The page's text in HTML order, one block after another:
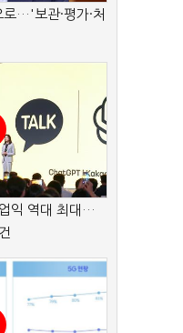
…'보관·평가·처
익 역대 최대…